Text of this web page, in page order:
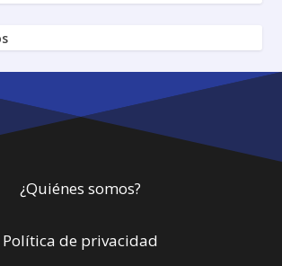
¿Quiénes somos?
Política de privacidad